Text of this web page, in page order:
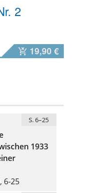
2
19,90 €
S. 6–25
1933
6-25